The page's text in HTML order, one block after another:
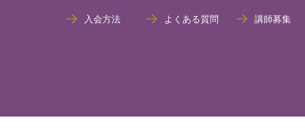
入会方法 よくある質問 講師募集